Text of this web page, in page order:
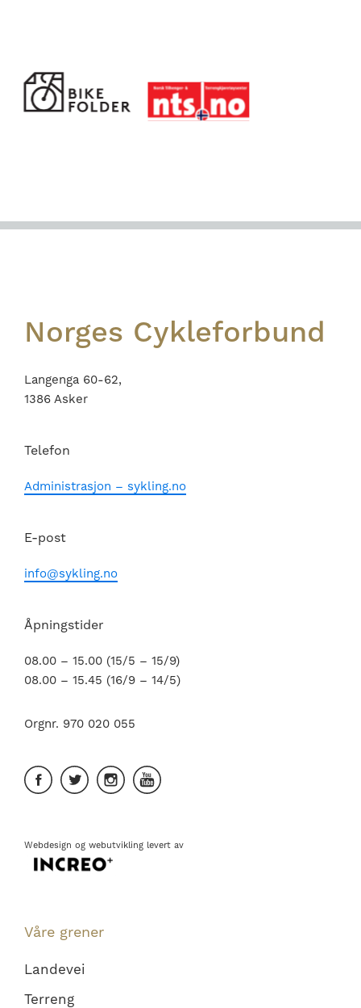
Footer
Norges Cykleforbund
Langenga 60-62,
1386 Asker
Telefon
Administrasjon – sykling.no
E-post
info@sykling.no
Åpningstider
08.00 – 15.00 (15/5 – 15/9)
08.00 – 15.45 (16/9 – 14/5)
Orgnr. 970 020 055
Webdesign og webutvikling levert av
Våre grener
Landevei
Terreng